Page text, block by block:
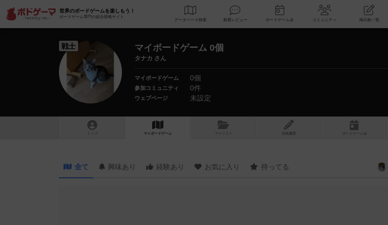
世界のボードゲームを楽しもう！
ボードゲーム専門の総合情報サイト
データベース 検索 新着レビュー ボードゲーム会 コミュニティ
戦士 マイボードゲーム 0個
タナカ さん
マイボードゲーム 0個
参加コミュニティ 0件
ウェブページ 未設定
トップ マイボードゲーム マイリスト 投稿履歴 ボ ドゲ ーム
全て 興味あり 経験あり お気に入り 持ってる